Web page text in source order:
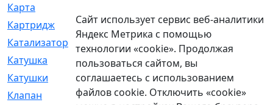
Карта
Картридж
[250]
Катализатор
Катушка
[2]
Катушки
[291]
Клапан
[375]
Сайт использует сервис веб-аналитики
Яндекс Метрика с помощью
технологии «cookie». Продолжая
пользоваться сайтом, вы
соглашаетесь с использованием
файлов cookie. Отключить «cookie»